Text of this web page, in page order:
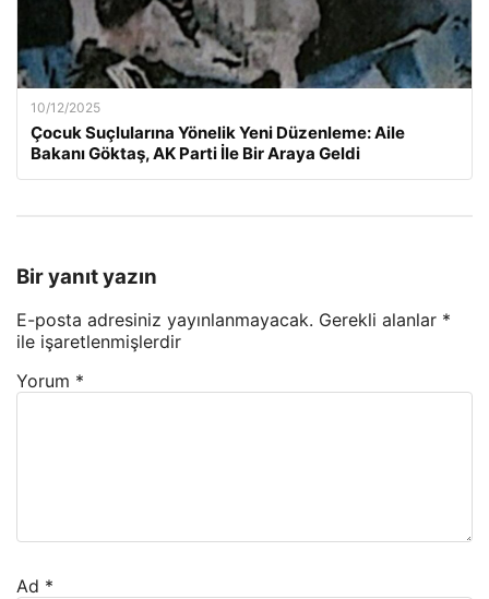
10/12/2025
Çocuk Suçlularına Yönelik Yeni Düzenleme: Aile
Bakanı Göktaş, AK Parti İle Bir Araya Geldi
Bir yanıt yazın
E-posta adresiniz yayınlanmayacak. Gerekli alanlar *
ile işaretlenmişlerdir
Yorum *
Ad *